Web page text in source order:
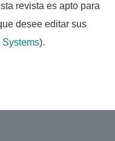
revista es apto para
desee editar sus
Systems).